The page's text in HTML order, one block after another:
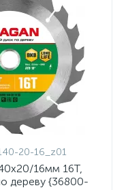
20-16_z01
16мм 16Т,
дереву {36800-